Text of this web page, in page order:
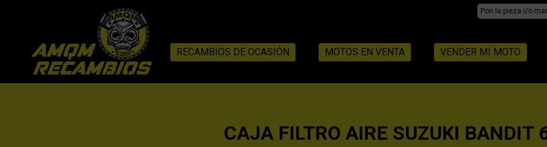
Search:
RECAMBIOS DE OCASIÓN MOTOS EN VENTA VENDER MI MOTO
CAJA FILTRO AIRE SUZUKI BANDIT